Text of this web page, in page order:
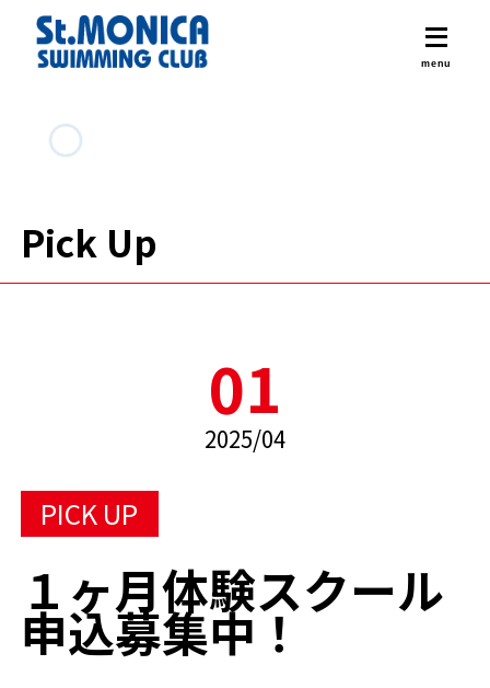
Pick Up
01
2025/04
PICK UP
１ヶ月体験スクール
申込募集中！